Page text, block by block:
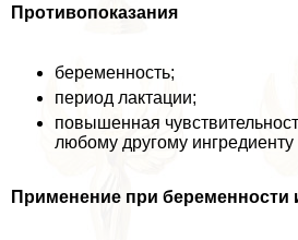
Противопоказания
беременность;
период лактации;
повышенная
любому другому ингредиенту
Применение при беременности